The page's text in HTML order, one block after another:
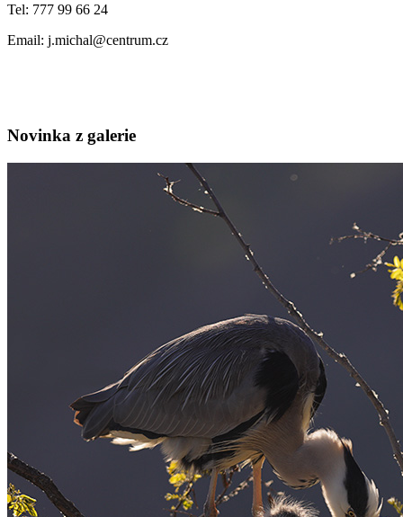
Tel: 777 99 66 24
Email: j.michal@centrum.cz
Novinka z galerie